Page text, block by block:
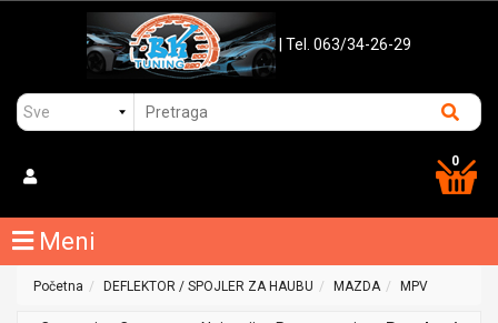
| Tel. 063/34-26-29
0
Meni
Početna DEFLEKTOR / SPOJLER ZA HAUBU MAZDA MPV